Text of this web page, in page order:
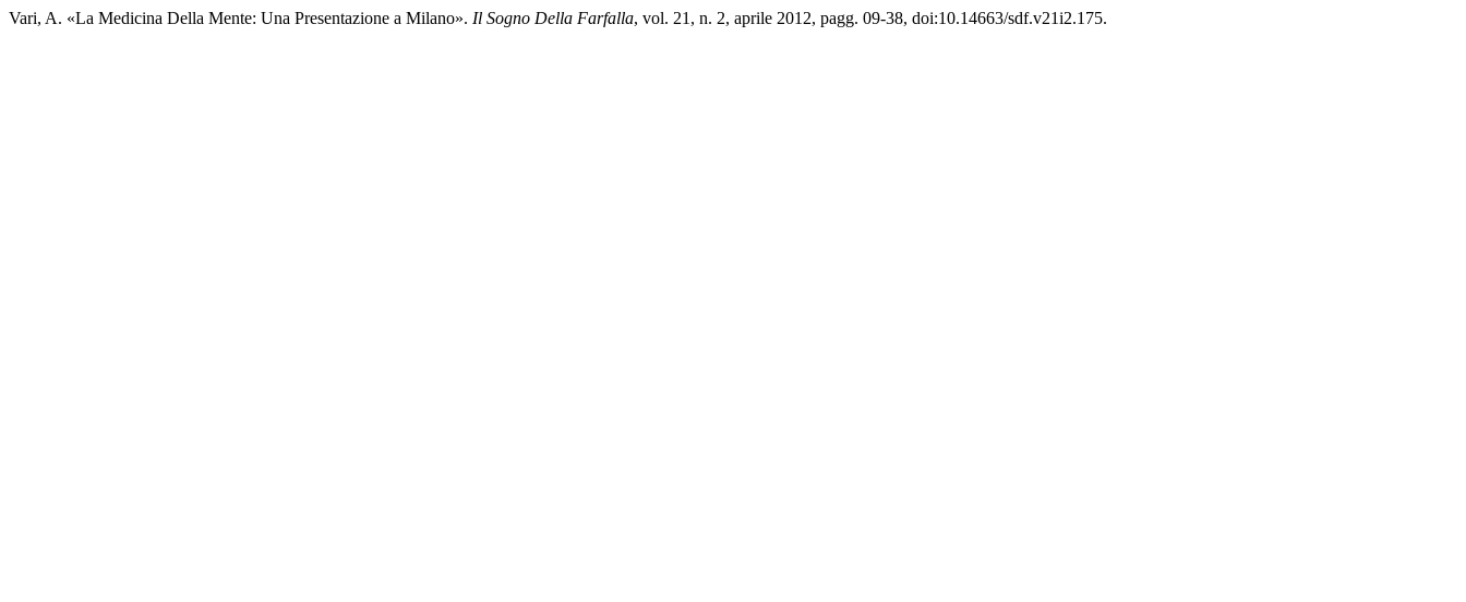
Vari, A. «La Medicina Della Mente: Una Presentazione a Milano». Il Sogno Della Farfalla, vol. 21, n. 2, aprile 2012, pagg. 09-38, doi:10.14663/sdf.v21i2.175.